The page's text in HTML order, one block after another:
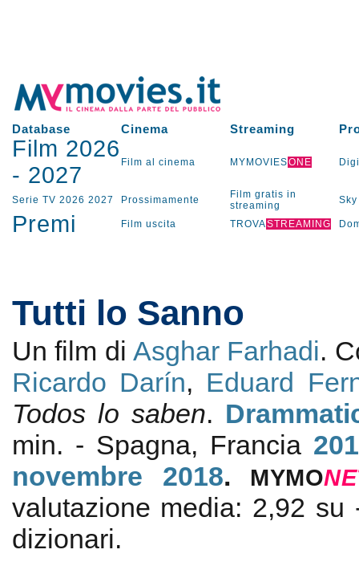
Database Cinema Streaming
Film 2026
- 2027 Film al cinema MYMOVIESONE
Serie TV 2026 2027 Prossimamente
Film gratis in
streaming
Sky
Premi Film uscita TROVASTREAMING
Tutti lo Sanno
Un film di Asghar Farhadi.
Ricardo Darín, Eduard
Todos lo saben.
min. - Spagna, Francia
novembre 2018. MYMONE
valutazione media: 2,92 su
dizionari.